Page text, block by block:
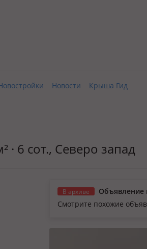
Новости Крыша Гид
· 6 сот., Северо запад
В архиве
Объявление
Смотрите похожие